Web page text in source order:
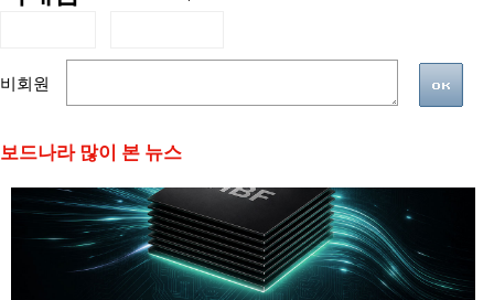
비회원
보드나라 많이 본 뉴스